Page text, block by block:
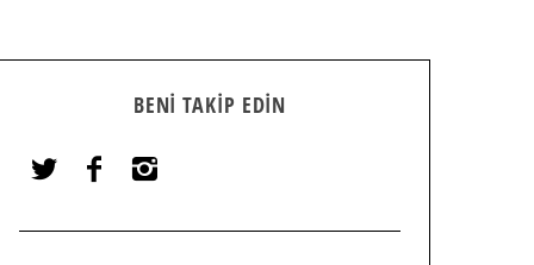
BENI TAKIP EDIN